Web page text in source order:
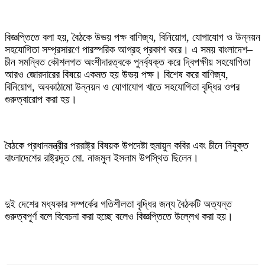
বিজ্ঞপ্তিতে বলা হয়, বৈঠকে উভয় পক্ষ বাণিজ্য, বিনিয়োগ, যোগাযোগ ও উন্নয়ন
সহযোগিতা সম্প্রসারণে পারস্পরিক আগ্রহ প্রকাশ করে। এ সময় বাংলাদেশ–
চীন সমন্বিত কৌশলগত অংশীদারত্বকে পুনর্ব্যক্ত করে দ্বিপক্ষীয় সহযোগিতা
আরও জোরদারের বিষয়ে একমত হয় উভয় পক্ষ। বিশেষ করে বাণিজ্য,
বিনিয়োগ, অবকাঠামো উন্নয়ন ও যোগাযোগ খাতে সহযোগিতা বৃদ্ধির ওপর
গুরুত্বারোপ করা হয়।
বৈঠকে প্রধানমন্ত্রীর পররাষ্ট্র বিষয়ক উপদেষ্টা হুমায়ুন কবির এবং চীনে নিযুক্ত
বাংলাদেশের রাষ্ট্রদূত মো. নাজমুল ইসলাম উপস্থিত ছিলেন।
দুই দেশের মধ্যকার সম্পর্কের গতিশীলতা বৃদ্ধির জন্য বৈঠকটি অত্যন্ত
গুরুত্বপূর্ণ বলে বিবেচনা করা হচ্ছে বলেও বিজ্ঞপ্তিতে উল্লেখ করা হয়।